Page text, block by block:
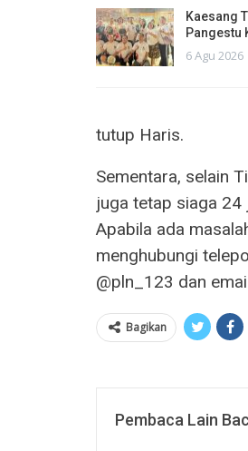
Kaesang
Pangestu
6 Agu 2026
tutup Haris.
Sementara, selain
juga tetap siaga 24
Apabila ada
menghubungi
@pln_123 dan
Bagikan
Pembaca Lain